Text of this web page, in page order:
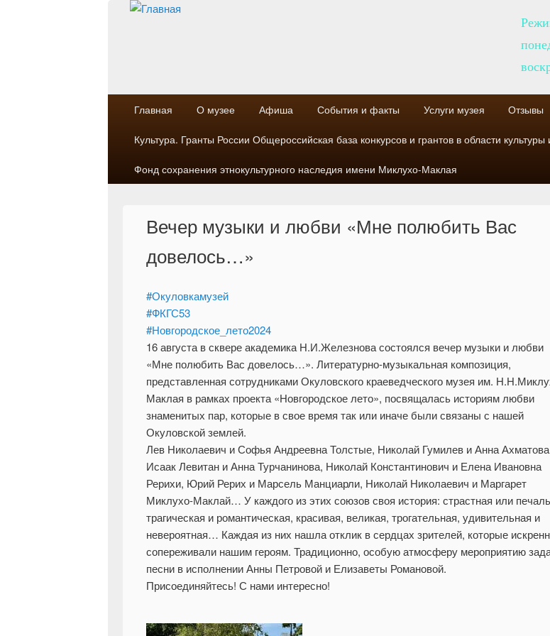
Главная О музее Афиша События и факты Услуги музея Отзывы
Культура. Гранты России Общероссийская база конкурсов и грантов в области культуры
Фонд сохранения этнокультурного наследия имени Миклухо-Маклая
Вечер музыки и любви «Мне полюбить Вас
довелось…»
#Окуловкамузей
#ФКГС53
#Новгородское_лето2024
16 августа в сквере академика Н.И.Железнова состоялся вечер музыки и любви
«Мне полюбить Вас довелось…». Литературно-музыкальная композиция,
представленная сотрудниками Окуловского краеведческого музея им.
Маклая в рамках проекта «Новгородское лето», посвящалась историям любви
знаменитых пар, которые в свое время так или иначе были связаны с нашей
Окуловской землей.
Лев Николаевич и Софья Андреевна Толстые, Николай Гумилев и Анна
Исаак Левитан и Анна Турчанинова, Николай Константинович и Елена Ивановна
Рерихи, Юрий Рерих и Марсель Манциарли, Николай Николаевич и Маргарет
Миклухо-Маклай… У каждого из этих союзов своя история: страстная или
трагическая и романтическая, красивая, великая, трогательная, удивительная и
невероятная… Каждая из них нашла отклик в сердцах зрителей, которые
сопереживали нашим героям. Традиционно, особую атмосферу мероприятию
песни в исполнении Анны Петровой и Елизаветы Романовой.
Присоединяйтесь! С нами интересно!